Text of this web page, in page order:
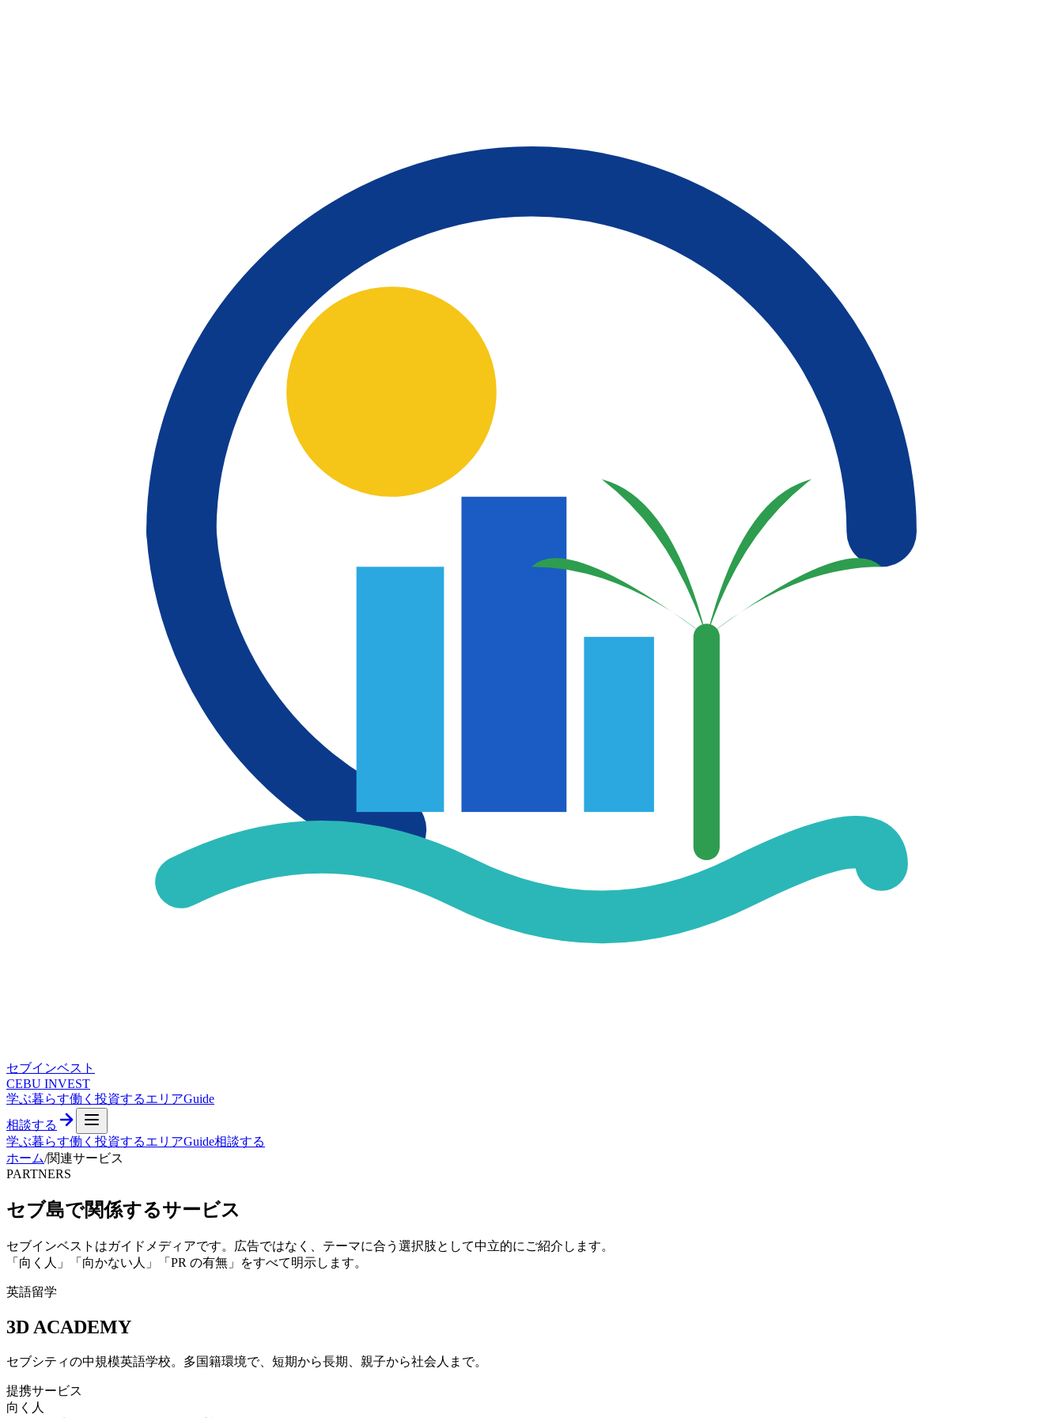
セブインベスト
CEBU INVEST
学ぶ暮らす働く 投資するエリアGuide
相談する
学ぶ暮らす働く 投資するエリアGuide相談する
ホーム/関連サービス
PARTNERS
セブ島で関係するサービス
セブインベストはガイドメディアです。広告ではなく、テーマに合う選択肢として中立的にご紹介します。
「向く人」「向かない人」「PR の有無」をすべて明示します。
英語留学
3D ACADEMY
セブシティの中規模英語学校。多国籍環境で、短期から長期、親子から社会人まで。
提携サービス
向く人